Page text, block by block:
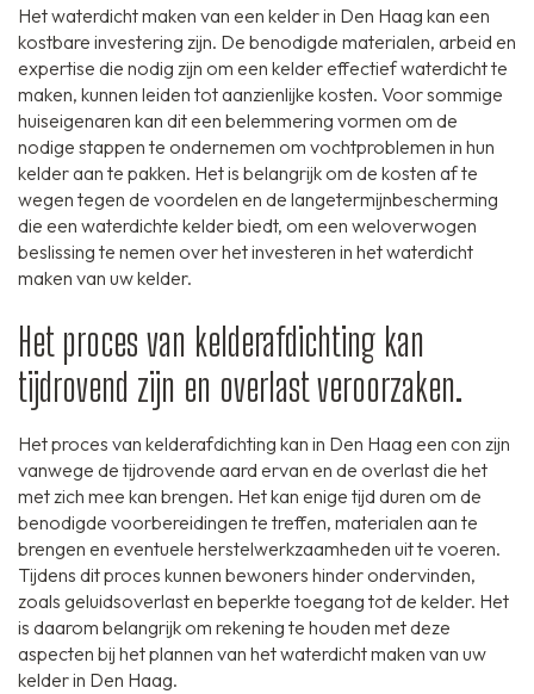
Het waterdicht maken van een kelder in Den Haag kan een
kostbare investering zijn. De benodigde materialen, arbeid en
expertise die nodig zijn om een kelder effectief waterdicht te
maken, kunnen leiden tot aanzienlijke kosten. Voor sommige
huiseigenaren kan dit een belemmering vormen om de
nodige stappen te ondernemen om vochtproblemen in hun
kelder aan te pakken. Het is belangrijk om de kosten af te
wegen tegen de voordelen en de langetermijnbescherming
die een waterdichte kelder biedt, om een weloverwogen
beslissing te nemen over het investeren in het waterdicht
maken van uw kelder.
Het proces van kelderafdichting kan
tijdrovend zijn en overlast veroorzaken.
Het proces van kelderafdichting kan in Den Haag een con zijn
vanwege de tijdrovende aard ervan en de overlast die het
met zich mee kan brengen. Het kan enige tijd duren om de
benodigde voorbereidingen te treffen, materialen aan te
brengen en eventuele herstelwerkzaamheden uit te voeren.
Tijdens dit proces kunnen bewoners hinder ondervinden,
zoals geluidsoverlast en beperkte toegang tot de kelder. Het
is daarom belangrijk om rekening te houden met deze
aspecten bij het plannen van het waterdicht maken van uw
kelder in Den Haag.